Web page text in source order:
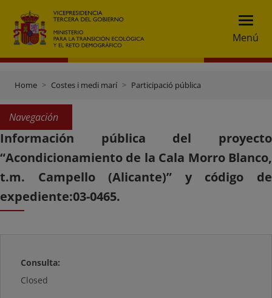
Menú
Home Costes i medi marí Participació pública
Navegación
Información pública del proyecto
“Acondicionamiento de la Cala Morro Blanco,
t.m. Campello (Alicante)” y código de
expediente:03-0465.
Consulta:
Closed